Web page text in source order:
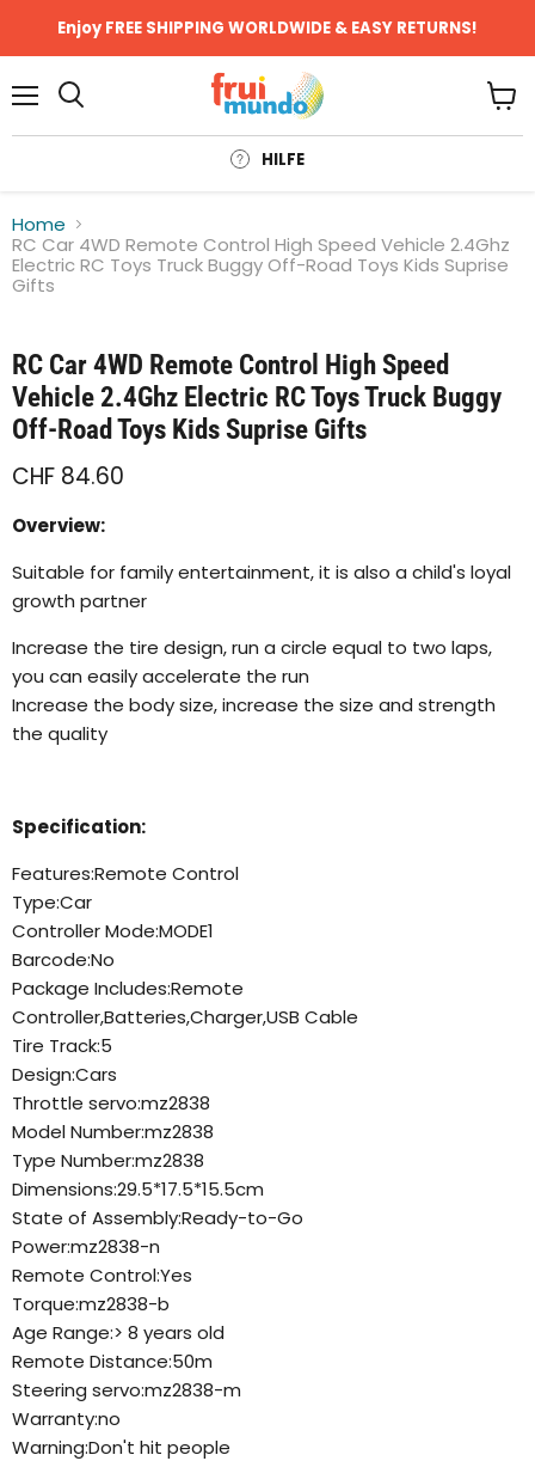
Enjoy FREE SHIPPING WORLDWIDE & EASY RETURNS!
HILFE
Home
RC Car 4WD Remote Control High Speed Vehicle 2.4Ghz
Electric RC Toys Truck Buggy Off-Road Toys Kids Suprise
Gifts
RC Car 4WD Remote Control High Speed
Vehicle 2.4Ghz Electric RC Toys Truck Buggy
Off-Road Toys Kids Suprise Gifts
CHF 84.60
Overview:
Suitable for family entertainment, it is also a child's loyal
growth partner
Increase the tire design, run a circle equal to two laps,
you can easily accelerate the run
Increase the body size, increase the size and strength
the quality
Specification:
Features:Remote Control
Type:Car
Controller Mode:MODE1
Barcode:No
Package Includes:Remote
Controller,Batteries,Charger,USB Cable
Tire Track:5
Design:Cars
Throttle servo:mz2838
Model Number:mz2838
Type Number:mz2838
Dimensions:29.5*17.5*15.5cm
State of Assembly:Ready-to-Go
Power:mz2838-n
Remote Control:Yes
Torque:mz2838-b
Age Range:> 8 years old
Remote Distance:50m
Steering servo:mz2838-m
Warranty:no
Warning:Don't hit people